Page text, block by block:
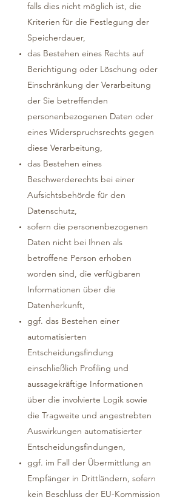
falls dies nicht möglich ist, die
Kriterien für die Festlegung der
Speicherdauer,
das Bestehen eines Rechts auf
Berichtigung oder Löschung oder
Einschränkung der Verarbeitung
der Sie betreffenden
personenbezogenen Daten oder
eines Widerspruchsrechts gegen
diese Verarbeitung,
das Bestehen eines
Beschwerderechts bei einer
Aufsichtsbehörde für den
Datenschutz,
sofern die personenbezogenen
Daten nicht bei Ihnen als
betroffene Person erhoben
worden sind, die verfügbaren
Informationen über die
Datenherkunft,
ggf. das Bestehen einer
automatisierten
Entscheidungsfindung
einschließlich Profiling und
aussagekräftige Informationen
über die involvierte Logik sowie
die Tragweite und angestrebten
Auswirkungen automatisierter
Entscheidungsfindungen,
ggf. im Fall der Übermittlung an
Empfänger in Drittländern, sofern
kein Beschluss der EU-Kommission